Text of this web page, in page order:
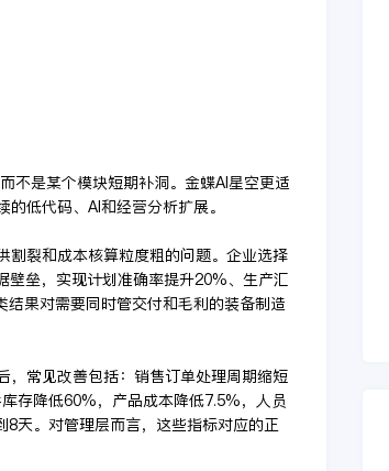
不是某个模块短期补洞。金蝶AI星空更适
低代码、AI和经营分析扩展。
割裂和成本核算粒度粗的问题。企业选择
壁垒，实现计划准确率提升20%、生产汇
果对需要同时管交付和毛利的装备制造
，常见改善包括：销售订单处理周期缩短
存降低60%，产品成本降低7.5%，人员
天。对管理层而言，这些指标对应的正